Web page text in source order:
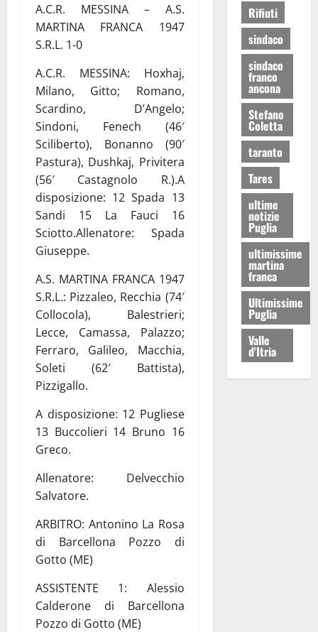
A.C.R. MESSINA – A.S.
MARTINA FRANCA 1947
S.R.L. 1-0
A.C.R. MESSINA: Hoxhaj,
Milano, Gitto; Romano,
Scardino, D’Angelo;
Sindoni, Fenech (46′
Sciliberto), Bonanno (90′
Pastura), Dushkaj, Privitera
(56′ Castagnolo R.).A
disposizione: 12 Spada 13
Sandi 15 La Fauci 16
Sciotto.Allenatore: Spada
Giuseppe.
A.S. MARTINA FRANCA 1947
S.R.L.: Pizzaleo, Recchia (74′
Collocola), Balestrieri;
Lecce, Camassa, Palazzo;
Ferraro, Galileo, Macchia,
Soleti (62′ Battista),
Pizzigallo.
A disposizione: 12 Pugliese
13 Buccolieri 14 Bruno 16
Greco.
Allenatore: Delvecchio
Salvatore.
ARBITRO: Antonino La Rosa
di Barcellona Pozzo di
Gotto (ME)
ASSISTENTE 1: Alessio
Calderone di Barcellona
Pozzo di Gotto (ME)
Rifiuti
sindaco
sindaco
franco
ancona
Stefano
Coletta
taranto
Tares
ultime
notizie
Puglia
ultimissime
martina
franca
Ultimissime
Puglia
Valle
d'Itria